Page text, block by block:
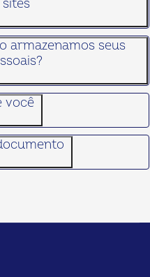
armazenamos seus
você